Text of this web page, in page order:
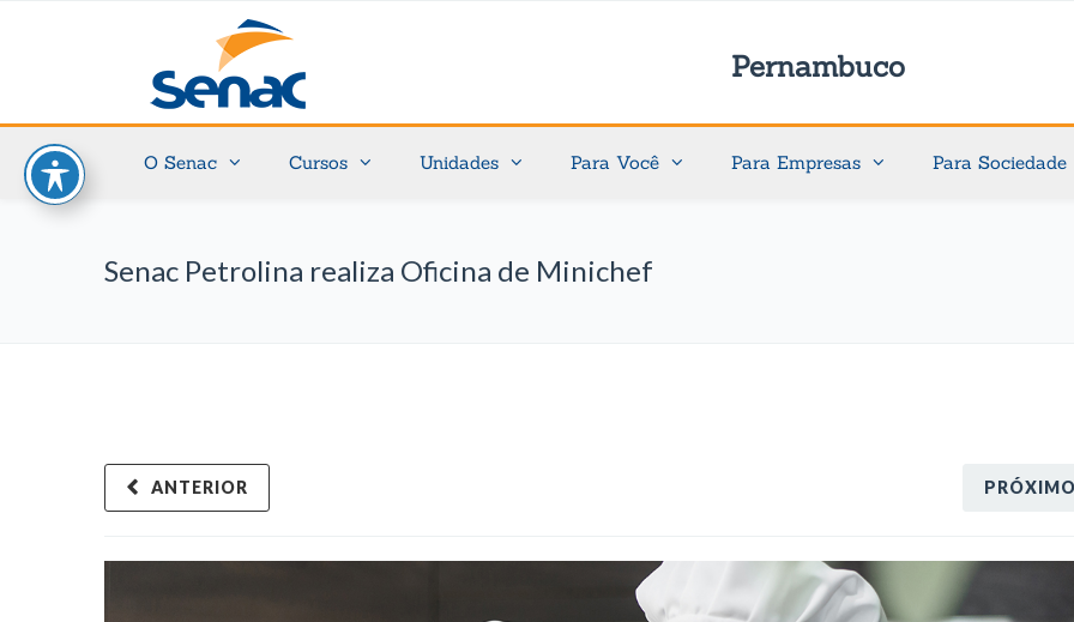
Pernambuco
O Senac Cursos Unidades Para Você Para Empresas Para Sociedade
Senac Petrolina realiza Oficina de Minichef
PRÓXIMO
ANTERIOR